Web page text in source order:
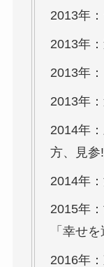
2013年
2013年
2013年
2013年
2014年
方、見参
2014年
2015年
「幸せ
2016年